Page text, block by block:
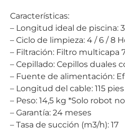
Características:
– Longitud ideal de piscina:
– Ciclo de limpieza: 4 / 6 / 8
– Filtración: Filtro multicapa
– Cepillado: Cepillos duales
– Fuente de alimentación:
– Longitud del cable: 115 pies
– Peso: 14,5 kg *Solo robot
– Garantí­a: 24 meses
– Tasa de succión (m3/h): 17